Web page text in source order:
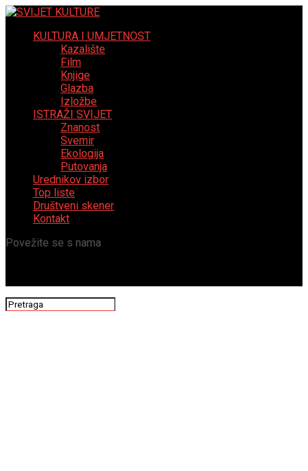
KULTURA I UMJETNOST
Kazalište
Film
Knjige
Glazba
Izložbe
ISTRAŽI SVIJET
Znanost
Svemir
Ekologija
Putovanja
Urednikov izbor
Top liste
Društveni skener
Kontakt
Povežite se s nama